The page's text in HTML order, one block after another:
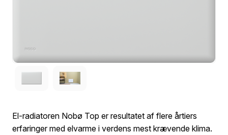
El-radiatoren Nobø Top er resultatet af flere årtiers
erfaringer med elvarme i verdens mest krævende klima.